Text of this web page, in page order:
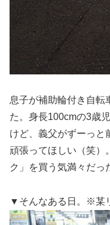
息子が補助輪付き自転
た。身長100cmの3歳
けど、義父がずーっと
頑張ってほしい（笑）
ク」を買う気満々だっ
▼そんなある日。※某